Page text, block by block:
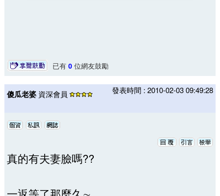
已有 0位網友鼓勵
傻瓜老婆 資深會員 發表時間 : 2010-02-03 09:49:28
真的有夫妻臉嗎??